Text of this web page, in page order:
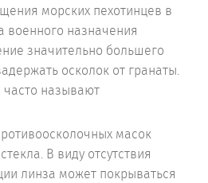
морских пехотинцев в
назначения
значительно большего
осколок от гранаты.
часто называют
масок
В виду отсутствия
линза может покрываться